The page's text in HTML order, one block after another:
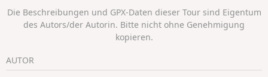
weniger als 3 Stunden absolviert werden. Das vielleicht
nicht ganz so Offensichtliche ist das Parken am
Die Beschreibungen und GPX-Daten dieser Tour sind Eigentum
des Autors/der Autorin. Bitte nicht ohne Genehmigung
kopieren.
AUTOR